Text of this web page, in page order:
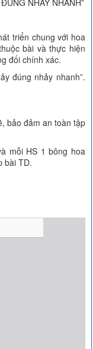
NHẢY NHANH”
triển chung với hoa
bài và thực hiện
đối chính xác.
đúng nhảy nhanh”.
bảo đảm an toàn tập
mỗi HS 1 bông hoa
bài TD.